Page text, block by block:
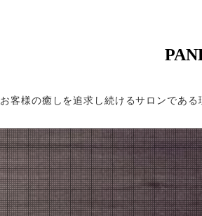
お客様の癒しを追求し続けるサロンである